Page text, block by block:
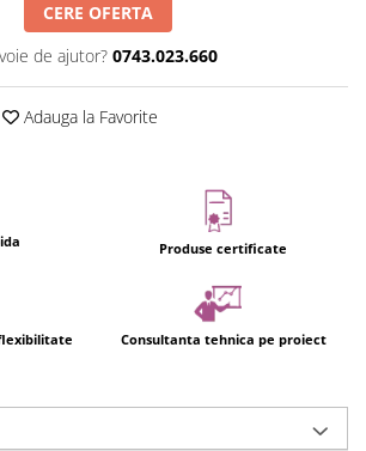
CERE OFERTA
de ajutor? 0743.023.660
Adauga la Favorite
Produse certificate
Consultanta tehnica pe proiect